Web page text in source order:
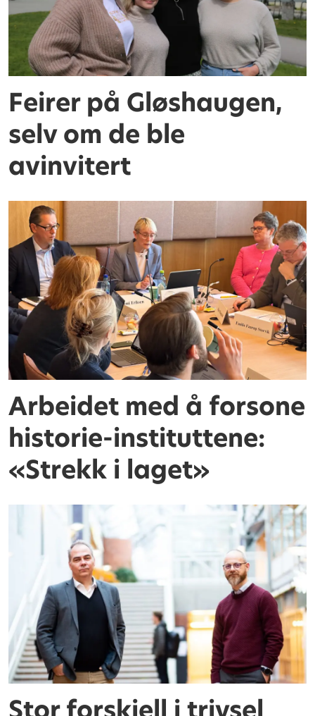
Feirer på Gløshaugen,
selv om de ble
avinvitert
Arbeidet med å forsone
historie-instituttene:
«Strekk i laget»